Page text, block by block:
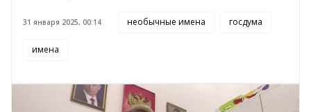
31 января 2025, 00:14 необычные имена госдума
имена